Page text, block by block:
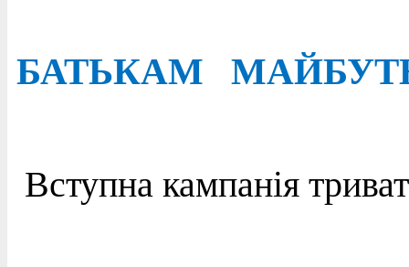
БАТЬКАМ
Вступна кампанія